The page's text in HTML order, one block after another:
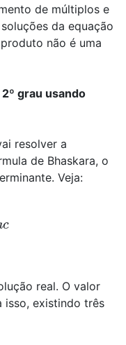
de múltiplos e
da equação
não é uma
grau usando
resolver a
de Bhaskara, o
Veja:
real. O valor
isso, existindo três